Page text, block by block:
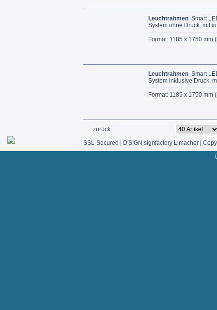
Leuchtrahmen Smart
System ohne Druck, mit
Format: 1185 x 1750 mm
Leuchtrahmen Smart
System inklusive Druck,
Format: 1185 x 1750 mm
zurück
SSL-Secured | D'SIGN signfactory Limacher |